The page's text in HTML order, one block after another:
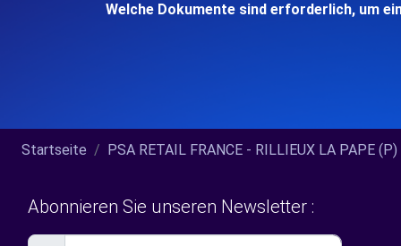
Welche Dokumente sind erforderlich, um
Startseite PSA RETAIL FRANCE - RILLIEUX LA PAPE
Abonnieren Sie unseren Newsletter :